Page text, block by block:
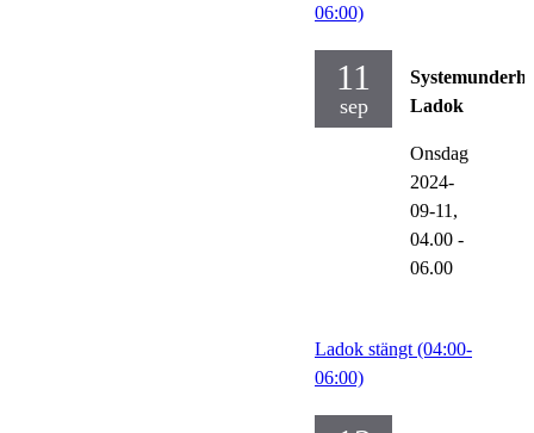
06:00)
11
sep
Ladok
Onsdag
2024-
09-11,
04.00 -
06.00
Ladok stängt (04:00-
06:00)